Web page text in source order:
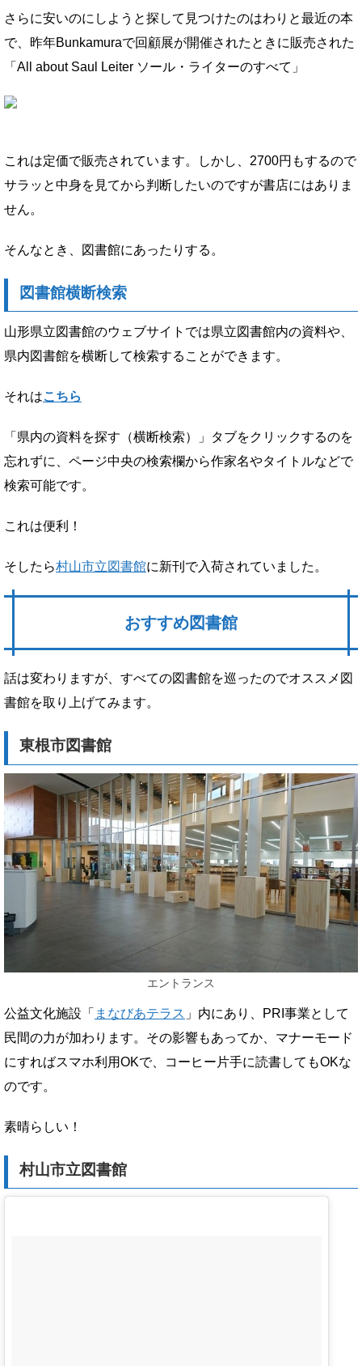
さらに安いのにしようと探して見つけたのはわりと最近の本
で、昨年Bunkamuraで回顧展が開催されたときに販売された
「All about Saul Leiter ソール・ライターのすべて」
これは定価で販売されています。しかし、2700円もするので
サラッと中身を見てから判断したいのですが書店にはありま
せん。
そんなとき、図書館にあったりする。
図書館横断検索
山形県立図書館のウェブサイトでは県立図書館内の資料や、
県内図書館を横断して検索することができます。
それはこちら
「県内の資料を探す（横断検索）」タブをクリックするのを
忘れずに、ページ中央の検索欄から作家名やタイトルなどで
検索可能です。
これは便利！
そしたら村山市立図書館に新刊で入荷されていました。
おすすめ図書館
話は変わりますが、すべての図書館を巡ったのでオススメ図
書館を取り上げてみます。
東根市図書館
エントランス
公益文化施設「 まなびあテラス 」内にあり、PRI事業として
民間の力が加わります。その影響もあってか、マナーモード
にすればスマホ利用OKで、コーヒー片手に読書してもOKな
のです。
素晴らしい！
村山市立図書館